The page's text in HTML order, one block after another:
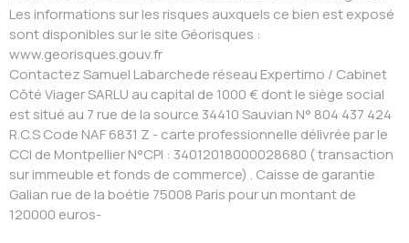
Les informations sur les risques auxquels ce bien est exposé
sont disponibles sur le site Géorisques :
www.georisques.gouv.fr
Contactez Samuel Labarchede réseau Expertimo / Cabinet
Côté Viager SARLU au capital de 1000 € dont le siège social
est situé au 7 rue de la source 34410 Sauvian N° 804 437 424
R.C.S Code NAF 6831 Z - carte professionnelle délivrée par le
CCI de Montpellier N°CPI : 34012018000028680 ( transaction
sur immeuble et fonds de commerce) . Caisse de garantie
Galian rue de la boétie 75008 Paris pour un montant de
120000 euros-